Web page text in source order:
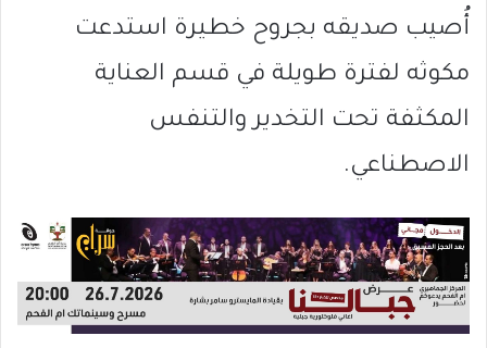
أُصيب صديقه بجروح خطيرة استدعت
مكوثه لفترة طويلة في قسم العناية
المكثفة تحت التخدير والتنفس
الاصطناعي.